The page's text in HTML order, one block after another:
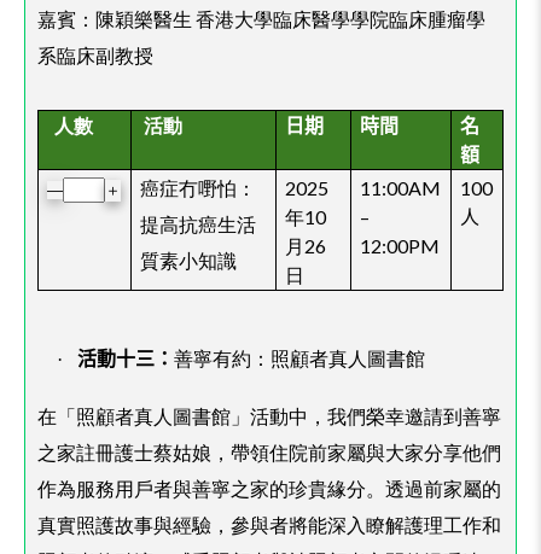
嘉賓：陳穎樂醫生 香港大學臨床醫學學院臨床腫瘤學
系臨床副教授
人數 活動 日期 時間
名
額
— ＋
癌症冇嘢怕：
提高抗癌生活
質素小知識
2025
年10
月26
日
11:00AM
–
12:00PM
100
人
· 活動十三： 善寧有約：照顧者真人圖書館
在「照顧者真人圖書館」活動中，我們榮幸邀請到善寧
之家註冊護士蔡姑娘，帶領住院前家屬與大家分享他們
作為服務用戶者與善寧之家的珍貴緣分。透過前家屬的
真實照護故事與經驗，參與者將能深入瞭解護理工作和